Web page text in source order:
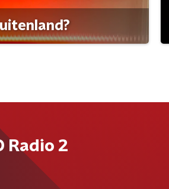
Radio 2